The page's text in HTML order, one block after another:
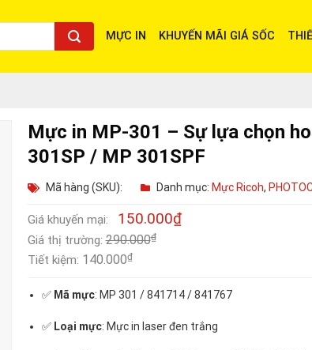
MỰC IN KHUYẾN MÃI GIÁ SỐC
Mực in MP-301 – Sự lựa chọn
301SP / MP 301SPF
Mã hàng (SKU): Danh mục: Mực Ricoh,
Giá khuyến mại: 150.000₫
Giá thị trường: 290.000₫
Tiết kiệm: 140.000₫
✅ Mã mực: MP 301 / 841714 / 841767
✅ Loại mực: Mực in laser đen trắng